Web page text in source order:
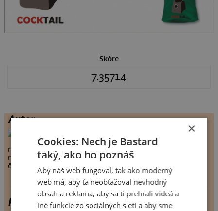
Skóre
7.35714
Autor
návrhů celkem:
145
realizovaných návrhů: 42
člen Bastard.cz:6384 dnů
koktejl
×
Cookies: Nech je Bastard
taký, ako ho poznáš
Aby náš web fungoval, tak ako moderný
web má, aby ťa neobťažoval nevhodný
obsah a reklama, aby sa ti prehrali videá a
iné funkcie zo sociálnych sietí a aby sme